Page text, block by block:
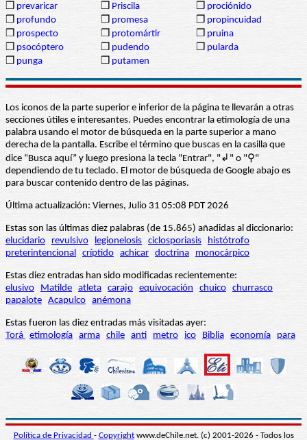
❒ prevaricar ❒ Priscila ❒ prociónido
❒ profundo ❒ promesa ❒ propincuidad
❒ prospecto ❒ protomártir ❒ pruina
❒ psocóptero ❒ pudendo ❒ pularda
❒ punga ❒ putamen
Los iconos de la parte superior e inferior de la página te llevarán a otras
secciones útiles e interesantes. Puedes encontrar la etimología de una
palabra usando el motor de búsqueda en la parte superior a mano
derecha de la pantalla. Escribe el término que buscas en la casilla que
dice “Busca aquí” y luego presiona la tecla "Entrar", "↲" o "⚲"
dependiendo de tu teclado. El motor de búsqueda de Google abajo es
para buscar contenido dentro de las páginas.
Última actualización: Viernes, Julio 31 05:08 PDT 2026
Estas son las últimas diez palabras (de 15.865) añadidas al diccionario:
elucidario
revulsivo legionelosis ciclosporiasis
histótrofo
preterintencional
críptido achicar doctrina monocárpico
Estas diez entradas han sido modificadas recientemente:
elusivo
Matilde atleta carajo equivocación chuico churrasco
papalote Acapulco anémona
Estas fueron las diez entradas más visitadas ayer:
Torá etimología arma chile anti metro ico Biblia economía para
Política de Privacidad - Copyrightwww.deChile.net. (c) 2001-2026 - Todos los